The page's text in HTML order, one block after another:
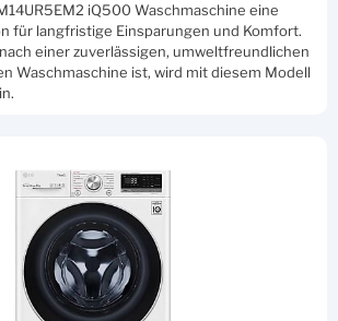
iQ500 Waschmaschine eine
für langfristige Einsparungen und Komfort.
einer zuverlässigen, umweltfreundlichen
Waschmaschine ist, wird mit diesem Modell